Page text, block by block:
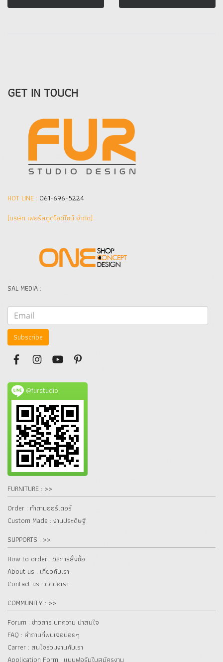
GET IN TOUCH
HOT LINE : 061-696-5224
(บริษัท เฟอร์สตูดิโอดีไซน์ จำกัด]
SAL MEDIA :
Subscribe
@furstudio
FURNITURE : >>
Order : ทำตามออร์เดอร์
Custom Made : งานประดิษฐ์
SUPPORTS : >>
How to order : วิธีการสั่งซื้อ
About us : เกี๋ยวกับเรา
Contact us : ติดต่อเรา
COMMUNITY : >>
Forum : ข่าวสาร บทความ น่าสนใจ
FAQ : คำถามที่พบเจอบ่อยๆ
Carrer : สนใจร่วมงานกับเรา
Application Form : แบบฟอร์มใบสมัครงาน